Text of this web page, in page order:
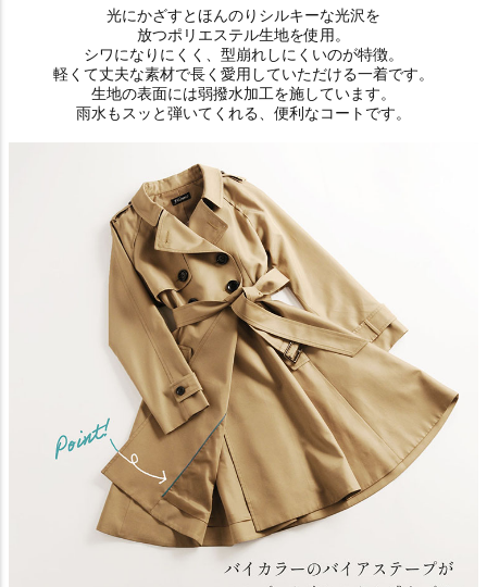
光にかざすとほんのりシルキーな光沢を
放つポリエステル生地を使用。
シワになりにくく、型崩れしにくいのが特徴。
軽くて丈夫な素材で長く愛用していただける一着です。
生地の表面には弱撥水加工を施しています。
雨水もスッと弾いてくれる、便利なコートです。